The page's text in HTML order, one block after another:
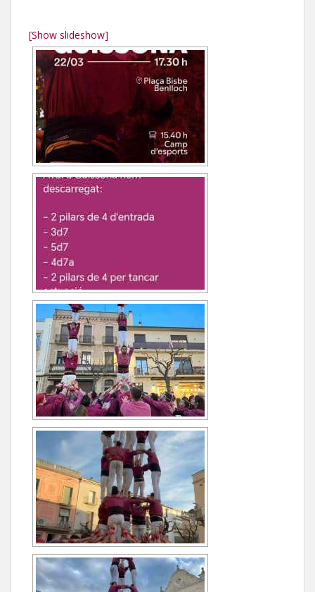
[Show slideshow]